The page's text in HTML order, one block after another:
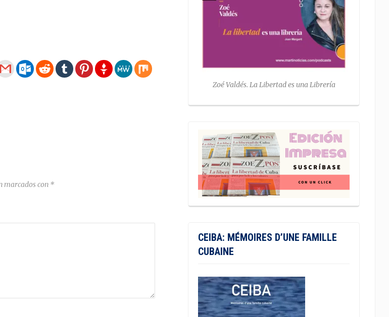
marcados con *
Zoé Valdés. La Libertad es una Librería
CEIBA: MÉMOIRES D’UNE FAMILLE
CUBAINE